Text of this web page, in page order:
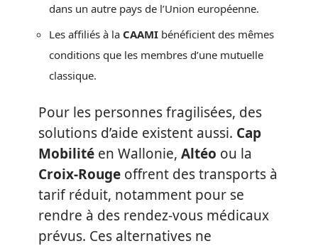
dans un autre pays de l’Union européenne.
Les affiliés à la CAAMI bénéficient des mêmes
conditions que les membres d’une mutuelle
classique.
Pour les personnes fragilisées, des
solutions d’aide existent aussi. Cap
Mobilité en Wallonie, Altéo ou la
Croix-Rouge offrent des transports à
tarif réduit, notamment pour se
rendre à des rendez-vous médicaux
prévus. Ces alternatives ne